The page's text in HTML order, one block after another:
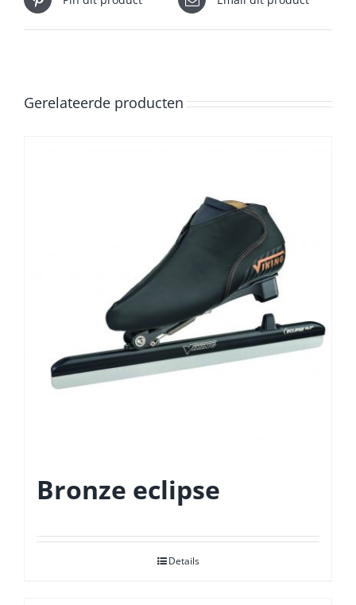
Gerelateerde producten
Bronze eclipse
Details